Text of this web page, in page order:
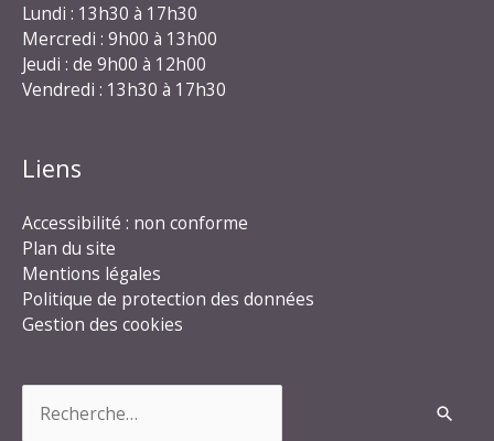
Lundi : 13h30 à 17h30
Mercredi : 9h00 à 13h00
Jeudi : de 9h00 à 12h00
Vendredi : 13h30 à 17h30
Liens
Accessibilité : non conforme
Plan du site
Mentions légales
Politique de protection des données
Gestion des cookies